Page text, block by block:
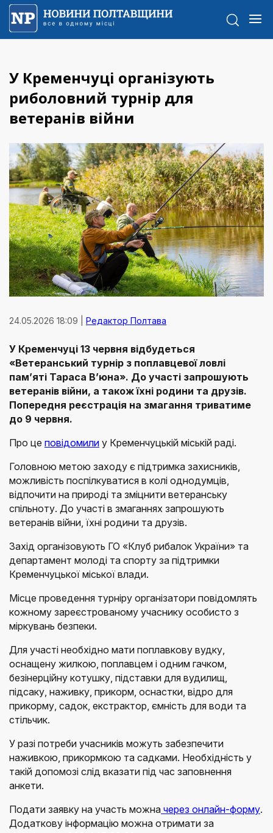
У Кременчуці організують
риболовний турнір для
ветеранів війни
24.05.2026 18:09 | Редактор Полтава
У Кременчуці 13 червня відбудеться
«Ветеранський турнір з поплавцевої ловлі
пам’яті Тараса В’юна». До участі запрошують
ветеранів війни, а також їхні родини та друзів.
Попередня реєстрація на змагання триватиме
до 9 червня.
Про це повідомили у Кременчуцькій міській раді.
Головною метою заходу є підтримка захисників,
можливість поспілкуватися в колі однодумців,
відпочити на природі та зміцнити ветеранську
спільноту. До участі в змаганнях запрошують
ветеранів війни, їхні родини та друзів.
Захід організовують ГО «Клуб рибалок України» та
департамент молоді та спорту за підтримки
Кременчуцької міської влади.
Місце проведення турніру організатори повідомлять
кожному зареєстрованому учаснику особисто з
міркувань безпеки.
Для участі необхідно мати поплавкову вудку,
оснащену жилкою, поплавцем і одним гачком,
безінерційну котушку, підставки для вудилищ,
підсаку, наживку, прикорм, оснастки, відро для
прикорму, садок, екстрактор, ємність для води та
стільчик.
У разі потреби учасників можуть забезпечити
наживкою, прикормкою та садками. Необхідність у
такій допомозі слід вказати під час заповнення
анкети.
Подати заявку на участь можна через онлайн-форму.
Додаткову інформацію можна отримати за